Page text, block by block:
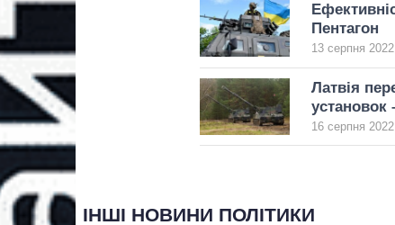
Пентагон
13 серпня
Латвія
установок
16 серпня
ІНШІ НОВИНИ ПОЛІТИКИ